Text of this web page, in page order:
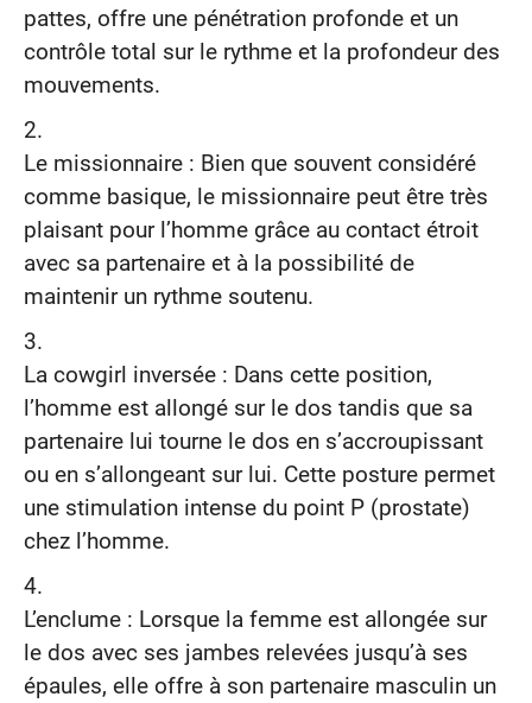
pattes, offre une pénétration profonde et un
contrôle total sur le rythme et la profondeur des
mouvements.
Le missionnaire : Bien que souvent considéré
comme basique, le missionnaire peut être très
plaisant pour l’homme grâce au contact étroit
avec sa partenaire et à la possibilité de
maintenir un rythme soutenu.
La cowgirl inversée : Dans cette position,
l’homme est allongé sur le dos tandis que sa
partenaire lui tourne le dos en s’accroupissant
ou en s’allongeant sur lui. Cette posture permet
une stimulation intense du point P (prostate)
chez l’homme.
L’enclume : Lorsque la femme est allongée sur
le dos avec ses jambes relevées jusqu’à ses
épaules, elle offre à son partenaire masculin un